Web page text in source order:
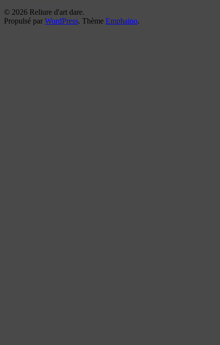
© 2026 Reliure d'art dare.
Propulsé par WordPress. Thème Emphaino.